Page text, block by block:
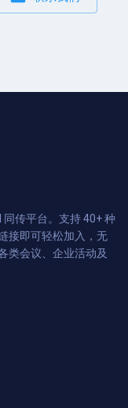
传平台。支持 40+ 种
接即可轻松加入，无
类会议、企业活动及